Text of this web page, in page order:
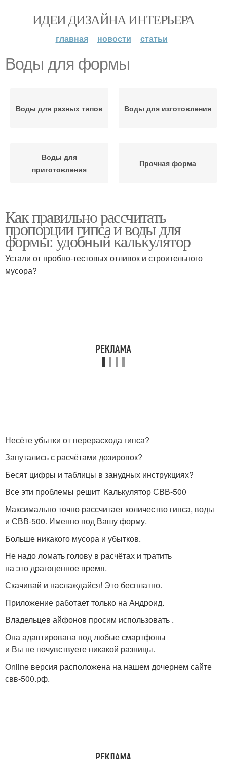
ИДЕИ ДИЗАЙНА ИНТЕРЬЕРА
главная новости статьи
Воды для формы
Воды для разных типов Воды для изготовления
Воды для
приготовления
Прочная форма
Как правильно рассчитать
пропорции гипса и воды для
формы: удобный калькулятор
Устали от пробно-тестовых отливок и строительного
мусора?
Несёте убытки от перерасхода гипса?
Запутались с расчётами дозировок?
Бесят цифры и таблицы в занудных инструкциях?
Все эти проблемы решит Калькулятор СВВ-500
Максимально точно рассчитает количество гипса, воды
и СВВ-500. Именно под Вашу форму.
Больше никакого мусора и убытков.
Не надо ломать голову в расчётах и тратить
на это драгоценное время.
Скачивай и наслаждайся! Это бесплатно.
Приложение работает только на Андроид.
Владельцев айфонов просим использовать .
Она адаптирована под любые смартфоны
и Вы не почувствуете никакой разницы.
Online версия расположена на нашем дочернем сайте
свв-500.рф.